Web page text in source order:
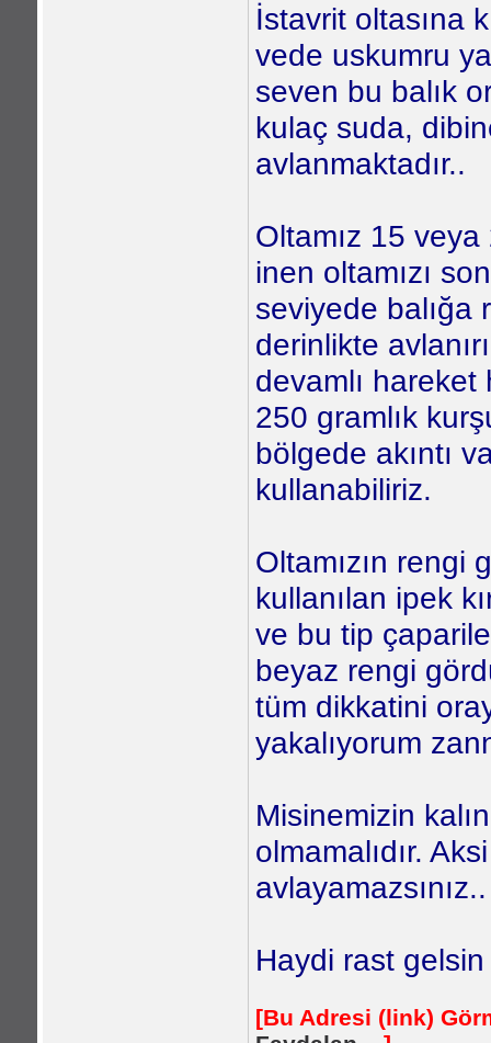
İstavrit oltasına
vede uskumru
seven bu balık
kulaç suda,
avlanmaktadır..
Oltamız 15
inen oltamızı
seviyede balığa
derinlikte
devamlı hareket
250 gramlık
bölgede akıntı
kullanabiliriz.
Oltamızın rengi
kullanılan ipek
ve bu tip
beyaz rengi
tüm dikkatini
yakalıyorum
Misinemizin
olmamalıdır.
avlayamazsınız..
Haydi rast
[Bu Adresi (link)